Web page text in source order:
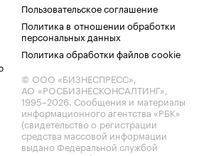
Пользовательское соглашение
Политика в отношении обработки
персональных данных
Политика обработки файлов cookie
© ООО «БИЗНЕСПРЕСС»,
АО «РОСБИЗНЕСКОНСАЛТИНГ»,
1995–2026. Сообщения и материалы
информационного агентства «РБК»
(свидетельство о регистрации
средства массовой информации
выдано Федеральной службой